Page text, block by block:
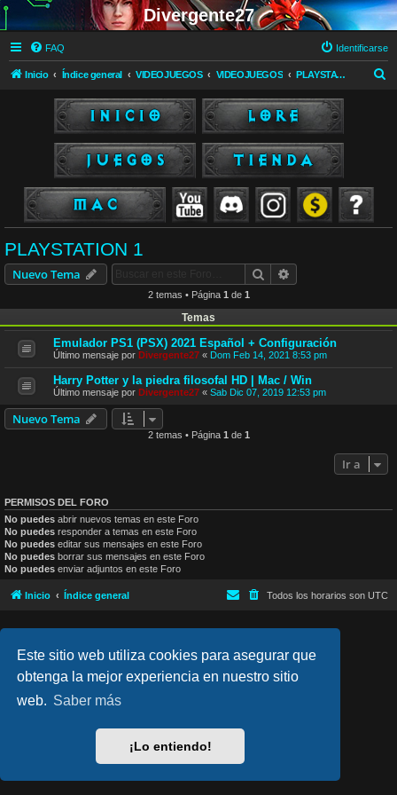
Este sitio web utiliza cookies para asegurar que
obtenga la mejor experiencia en nuestro sitio
web. Saber más
¡Lo entiendo!
Divergente27
FAQ Identificarse
Inicio Índice general VIDEOJUEGOS VIDEOJUEGOS PLAYSTATION 1
PLAYSTATION 1
Nuevo Tema Buscar
2 temas • Página 1 de 1
Temas
Emulador PS1 (PSX) 2021 Español + Configuración
Último mensaje por Divergente27 « Dom Feb 14, 2021 8:53 pm
Harry Potter y la piedra filosofal HD | Mac / Win
Último mensaje por Divergente27 « Sab Dic 07, 2019 12:53 pm
Nuevo Tema
2 temas • Página 1 de 1
Ir a
PERMISOS DEL FORO
No puedes abrir nuevos temas en este Foro
No puedes responder a temas en este Foro
No puedes editar sus mensajes en este Foro
No puedes borrar sus mensajes en este Foro
No puedes enviar adjuntos en este Foro
Inicio Índice general Todos los horarios son UTC
Style Version: 1.2.4
® Forum Software © phpBB Limited
Traducción al español por phpBB España